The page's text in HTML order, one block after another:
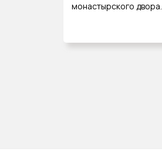
монастырского двора.